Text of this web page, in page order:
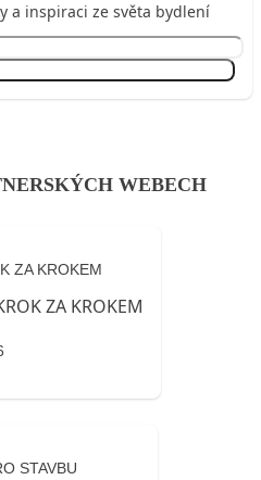
a inspiraci ze světa bydlení
WEBECH
ZA KROKEM
STAVBU